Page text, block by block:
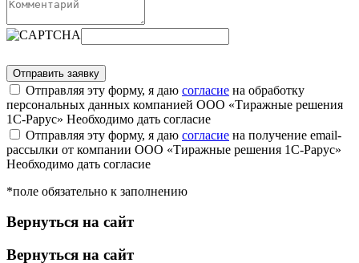
Отправляя эту форму, я даю согласие на обработку
персональных данных компанией ООО «Тиражные решения
1С-Рарус» Необходимо дать согласие
Отправляя эту форму, я даю согласие на получение email-
рассылки от компании ООО «Тиражные решения 1С-Рарус»
Необходимо дать согласие
*поле обязательно к заполнению
Вернуться на сайт
Вернуться на сайт